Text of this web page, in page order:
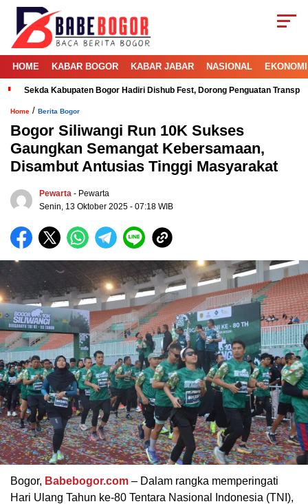
HOME KABAR BOGOR KABAR JABAR NASIONAL EKONOMI
Sekda Kabupaten Bogor Hadiri Dishub Fest, Dorong Penguatan
Home / Berita Bogor
Bogor Siliwangi Run 10K Sukses
Gaungkan Semangat Kebersamaan,
Disambut Antusias Tinggi Masyarakat
Pewarta - Pewarta
Senin, 13 Oktober 2025 - 07:18 WIB
Bogor, Babebogor.com – Dalam rangka memperingati
Hari Ulang Tahun ke-80 Tentara Nasional Indonesia (TNI),